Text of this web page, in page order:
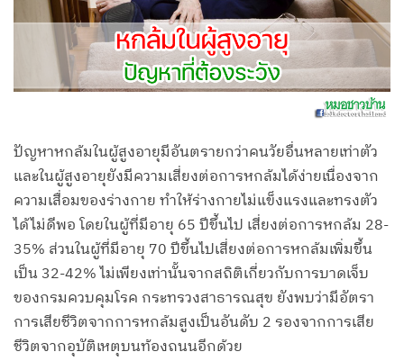
ปัญหาหกล้มในผู้สูงอายุมีอันตรายกว่าคนวัยอื่นหลายเท่าตัว
และในผู้สูงอายุยังมีความเสี่ยงต่อการหกล้มได้ง่ายเนื่องจาก
ความเสื่อมของร่างกาย ทำให้ร่างกายไม่แข็งแรงและทรงตัว
ได้ไม่ดีพอ โดยในผู้ที่มีอายุ 65 ปีขึ้นไป เสี่ยงต่อการหกล้ม 28-
35% ส่วนในผู้ที่มีอายุ 70 ปีขึ้นไปเสี่ยงต่อการหกล้มเพิ่มขึ้น
เป็น 32-42% ไม่เพียงเท่านั้นจากสถิติเกี่ยวกับการบาดเจ็บ
ของกรมควบคุมโรค กระทรวงสาธารณสุข ยังพบว่ามีอัตรา
การเสียชีวิตจากการหกล้มสูงเป็นอันดับ 2 รองจากการเสีย
ชีวิตจากอุบัติเหตุบนท้องถนนอีกด้วย